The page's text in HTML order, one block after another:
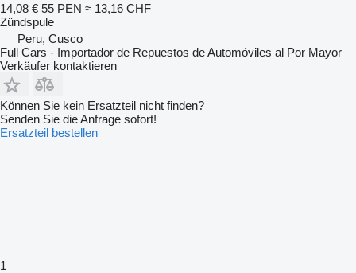
14,08 € 55 PEN ≈ 13,16 CHF
Zündspule
Peru, Cusco
Full Cars - Importador de Repuestos de Automóviles al Por Mayor
Verkäufer kontaktieren
Können Sie kein Ersatzteil nicht finden?
Senden Sie die Anfrage sofort!
Ersatzteil bestellen
1